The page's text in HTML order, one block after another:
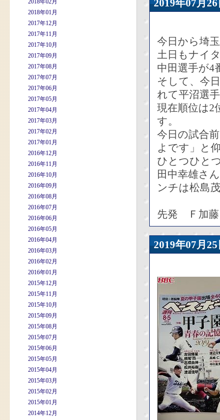
2018年02月
2018年01月
2017年12月
2017年11月
2017年10月
2017年09月
2017年08月
2017年07月
2017年06月
2017年05月
2017年04月
2017年03月
2017年02月
2017年01月
2016年12月
2016年11月
2016年10月
2016年09月
2016年08月
2016年07月
2016年06月
2016年05月
2016年04月
2016年03月
2016年02月
2016年01月
2015年12月
2015年11月
2015年10月
2015年09月
2015年08月
2015年07月
2015年06月
2015年05月
2015年04月
2015年03月
2015年02月
2015年01月
2014年12月
2019年07
今日から埼
土日もナイ
中田選手が4
そして、今
れて平沼選
現在順位は2
す。
今日の試合
よです」と
ひとつひと
田中幸雄さ
ンチは松島
先発 Ｆ加
2019年07